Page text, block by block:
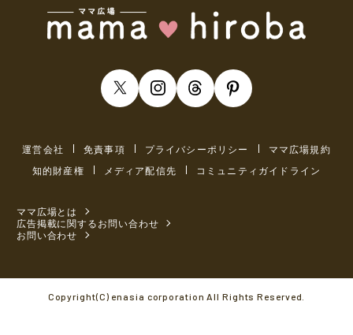
運営会社 免責事項 プライバシーポリシー
ママ広場規約
知的財産権
メディア配信先 コミュニティガイドライン
ママ広場とは
広告掲載に関するお問い合わせ
お問い合わせ
Copyright(C) enasia corporation All Rights Reserved.